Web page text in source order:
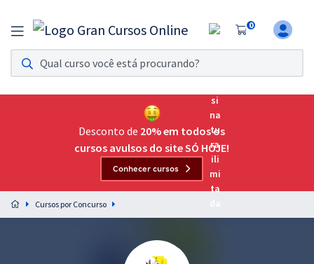
0
Assinatura Ilimitada 11
Acesso a todos os cursos. Teste grátis por 7 dias!
Assinatura OAB Até Passar
Acesso ilimitado a toda preparação para o Exame da
Preparação completa e intensiva para as principais
residências em saúde do Brasil
Desconto de 20% em todos os
cursos avulsos do site SÓ HOJE!
Conhecer cursos
Cursos por Concurso